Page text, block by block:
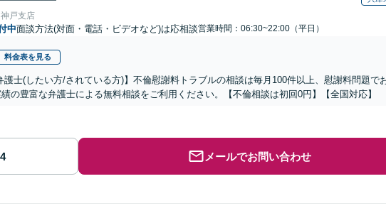
戸支店
中面談方法(対面・電話・ビデオなど)は応相談営業時間：06:30~22:00（平日）
料金表を見る
護士(したい方/されている方)】不倫慰謝料トラブルの相談は毎月100件以上、慰謝料問題で
の豊富な弁護士による無料相談をご利用ください。【不倫相談は初回0円】【全国対応】
メールでお問い合わせ